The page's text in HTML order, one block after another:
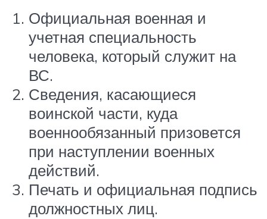
Официальная военная и
учетная специальность
человека, который служит на
ВС.
Сведения, касающиеся
воинской части, куда
военнообязанный призовется
при наступлении военных
действий.
Печать и официальная подпись
должностных лиц.